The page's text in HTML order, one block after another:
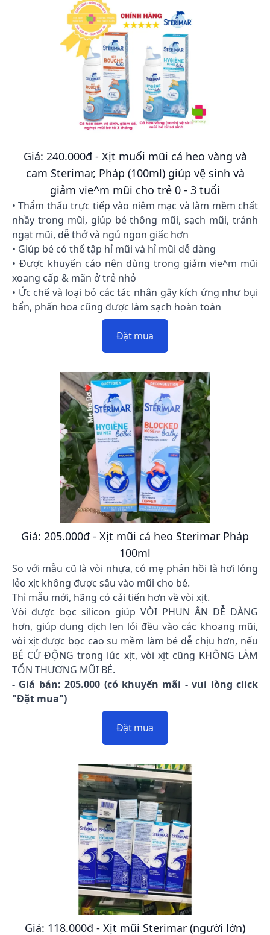
Giá: 240.000đ - Xịt muối mũi cá heo vàng và
cam Sterimar, Pháp (100ml) giúp vệ sinh và
giảm vie^m mũi cho trẻ 0 - 3 tuổi
• Thẩm thấu trực tiếp vào niêm mạc và làm mềm chất
nhầy trong mũi, giúp bé thông mũi, sạch mũi, tránh
ngạt mũi, dễ thở và ngủ ngon giấc hơn
• Giúp bé có thể tập hỉ mũi và hỉ mũi dễ dàng
• Được khuyến cáo nên dùng trong giảm vie^m mũi
xoang cấp & mãn ở trẻ nhỏ
• Ức chế và loại bỏ các tác nhân gây kích ứng như bụi
bẩn, phấn hoa cũng được làm sạch hoàn toàn
Đặt mua
Giá: 205.000đ - Xịt mũi cá heo Sterimar Pháp
100ml
So với mẫu cũ là vòi nhựa, có mẹ phản hồi là hơi lỏng
lẻo xịt không được sâu vào mũi cho bé.
Thì mẫu mới, hãng có cải tiến hơn về vòi xịt.
Vòi được bọc silicon giúp VÒI PHUN ẤN DỄ DÀNG
hơn, giúp dung dịch len lỏi đều vào các khoang mũi,
vòi xịt được bọc cao su mềm làm bé dễ chịu hơn, nếu
BÉ CỬ ĐỘNG trong lúc xịt, vòi xịt cũng KHÔNG LÀM
TỔN THƯƠNG MŨI BÉ.
- Giá bán: 205.000 (có khuyến mãi - vui lòng click
"Đặt mua")
Đặt mua
Giá: 118.000đ - Xịt mũi Sterimar (người lớn)